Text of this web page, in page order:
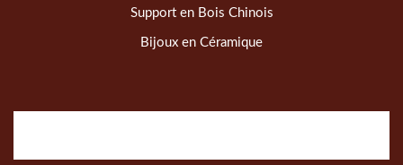
Support en Bois Chinois
Bijoux en Céramique